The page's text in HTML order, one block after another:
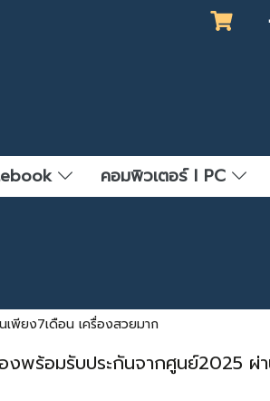
คอมพิวเตอร์ l PC
พียง7เดือน เครื่องสวยมาก
พร้อมรับประกันจากศูนย์2025 ผ่า